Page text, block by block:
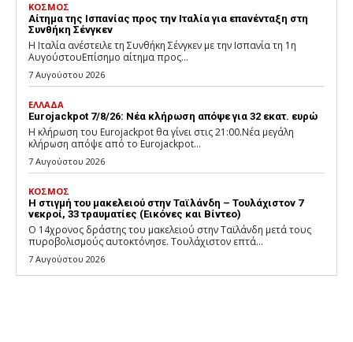
ΚΟΣΜΟΣ
Αίτημα της Ισπανίας προς την Ιταλία για επανένταξη στη
Συνθήκη Σένγκεν
Η Ιταλία ανέστειλε τη Συνθήκη Σένγκεν με την Ισπανία τη 1η
ΑυγούστουΕπίσημο αίτημα προς...
7 Αυγούστου 2026
ΕΛΛΑΔΑ
Eurojackpot 7/8/26: Νέα κλήρωση απόψε για 32 εκατ. ευρώ
Η κλήρωση του Eurojackpot θα γίνει στις 21:00.Νέα μεγάλη
κλήρωση απόψε από το Eurojackpot...
7 Αυγούστου 2026
ΚΟΣΜΟΣ
Η στιγμή του μακελειού στην Ταϊλάνδη – Τουλάχιστον 7
νεκροί, 33 τραυματίες (Εικόνες και Βίντεο)
Ο 14χρονος δράστης του μακελειού στην Ταϊλάνδη μετά τους
πυροβολισμούς αυτοκτόνησε. Τουλάχιστον επτά...
7 Αυγούστου 2026